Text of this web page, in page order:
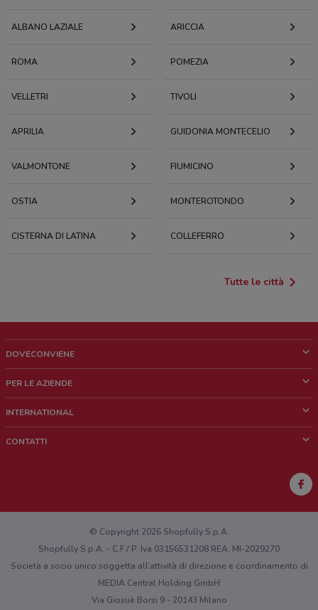
ALBANO LAZIALE ARICCIA
ROMA POMEZIA
VELLETRI TIVOLI
APRILIA GUIDONIA MONTECELIO
VALMONTONE FIUMICINO
OSTIA MONTEROTONDO
CISTERNA DI LATINA COLLEFERRO
Tutte le città
DOVECONVIENE
Chi siamo
Lavora con noi
PER LE AZIENDE
Richieste commerciali e marketing
INTERNATIONAL
CONTATTI
Hai un malfunzionamento sul web o sull'app?
© Copyright 2026 Shopfully S.p.A.
Shopfully S.p.A. - C.F / P. Iva 03156531208 REA: MI-2029270
Società a socio unico soggetta all’attività di direzione e coordinamento di
MEDIA Central Holding GmbH
Via Giosuè Borsi 9 - 20143 Milano